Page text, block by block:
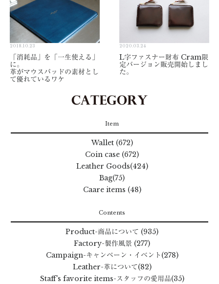
2018.10.23
「消耗品」を「一生使える」
に。
革がマウスパッドの素材とし
て優れているワケ
2020.03.24
L字ファスナー財布 Cram限
定バージョン販売開始しまし
た。
Item
Wallet (672)
Coin case (672)
Leather Goods(424)
Bag(75)
Caare items (48)
Contents
Product-商品について (935)
Factory-製作風景 (277)
Campaign-キャンペーン・イベント (278)
Leather-革について(82)
Staff's favorite items-スタッフの愛用品(35)